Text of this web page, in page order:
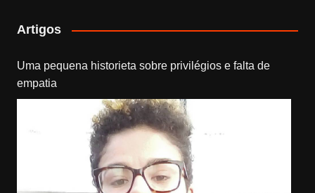
Artigos
Uma pequena historieta sobre privilégios e falta de
empatia